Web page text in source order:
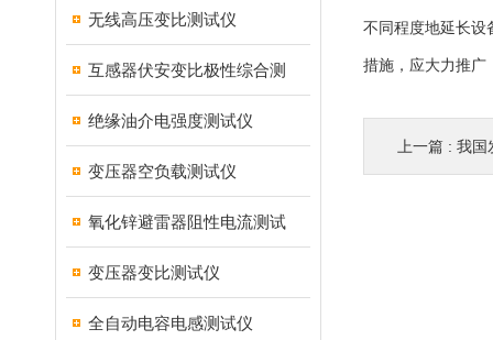
无线高压变比测试仪
互感器伏安变比极性综合测
绝缘油介电强度测试仪
变压器空负载测试仪
氧化锌避雷器阻性电流测试
变压器变比测试仪
全自动电容电感测试仪
不同程度地延长设
措施，应大力推广
上一篇 : 我国